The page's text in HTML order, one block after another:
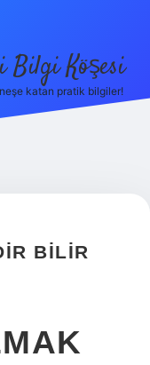
Bilgi Köşesi
katan pratik bilgiler!
BILIR